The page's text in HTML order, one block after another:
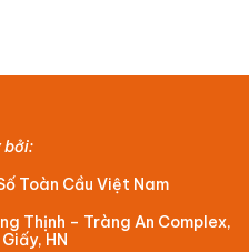
bởi:
Toàn Cầu Việt Nam
Thịnh – Tràng An Complex,
HN